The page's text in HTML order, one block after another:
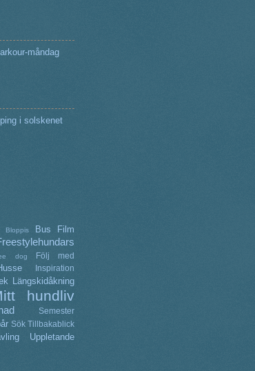
måndag
i solskenet
Bloppis Bus
Film
dog
Följ med
Inspiration
Längskidåkning
hundliv
Semester
Sök Tillbakablick
Uppletande